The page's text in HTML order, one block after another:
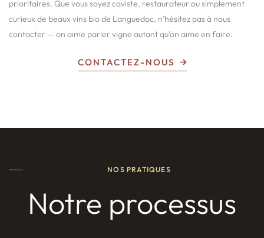
prioritaires. Que vous soyez caviste, restaurateur ou simplement
curieux de beaux vins bio de Languedoc, n’hésitez pas à nous
contacter — on aime parler vigne autant qu’on aime en faire.
CONTACTEZ-NOUS
NOS PRATIQUES
Notre processus